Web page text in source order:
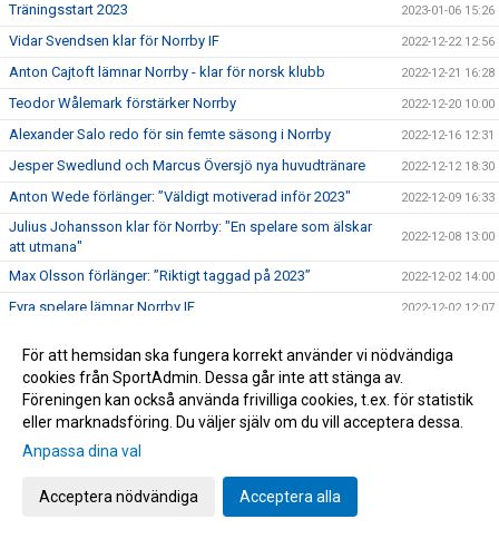
Träningsstart 2023 2023-01-06 15:26
Vidar Svendsen klar för Norrby IF 2022-12-22 12:56
Anton Cajtoft lämnar Norrby - klar för norsk klubb 2022-12-21 16:28
Teodor Wålemark förstärker Norrby 2022-12-20 10:00
Alexander Salo redo för sin femte säsong i Norrby 2022-12-16 12:31
Jesper Swedlund och Marcus Översjö nya huvudtränare 2022-12-12 18:30
Anton Wede förlänger: ”Väldigt motiverad inför 2023" 2022-12-09 16:33
Julius Johansson klar för Norrby: "En spelare som älskar
att utmana"
2022-12-08 13:00
Max Olsson förlänger: ”Riktigt taggad på 2023” 2022-12-02 14:00
Fyra spelare lämnar Norrby IF 2022-12-02 12:07
Sex spelare lämnar Norrby IF
Ivo Pekalski och Norrby IF går skilda vägar 2022-11-20 11:56
Norrby ställs mot Abdos Saidis Hammarby i Svenska
Cupen.
Johan Brannefalk och Norrby IF går skilda vägar
Norrby IF och Fredrik Lundgren går skilda vägar
För att hemsidan ska fungera korrekt använder vi nödvändiga
cookies från SportAdmin. Dessa går inte att stänga av.
Föreningen kan också använda frivilliga cookies, t.ex. för statistik
eller marknadsföring. Du väljer själv om du vill acceptera dessa.
Anpassa dina val
Acceptera nödvändiga Acceptera alla